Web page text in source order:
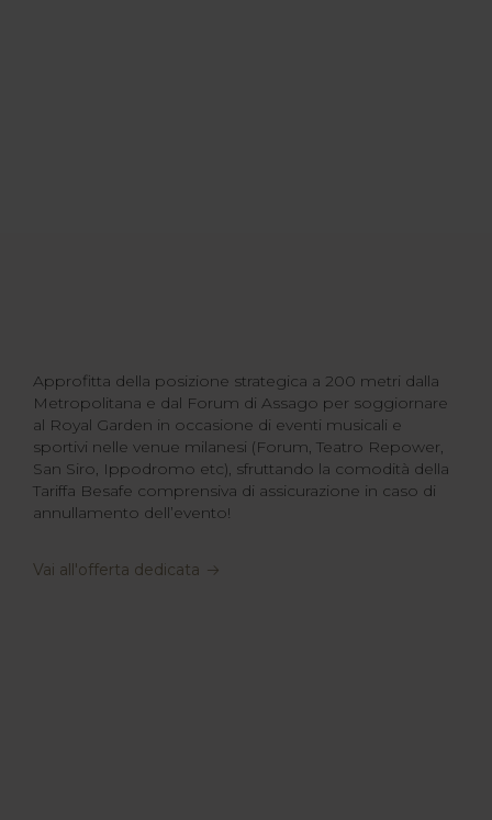
Approfitta della posizione strategica a 200 metri dalla
Metropolitana e dal Forum di Assago per soggiornare
al Royal Garden in occasione di eventi musicali e
sportivi nelle venue milanesi (Forum, Teatro Repower,
San Siro, Ippodromo etc), sfruttando la comodità della
Tariffa Besafe comprensiva di assicurazione in caso di
annullamento dell’evento!
Vai all'offerta dedicata